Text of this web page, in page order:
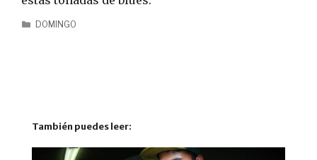
DOMINGO
También puedes leer: